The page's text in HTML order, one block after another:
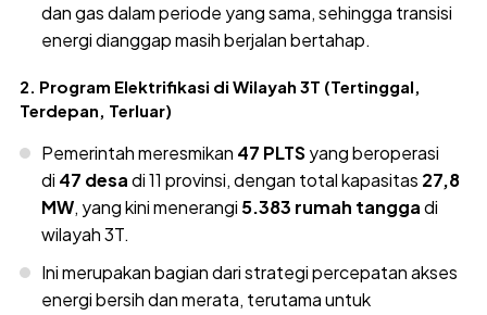
dan gas dalam periode yang sama, sehingga transisi
energi dianggap masih berjalan bertahap.
2. Program Elektrifikasi di Wilayah 3T (Tertinggal,
Terdepan, Terluar)
Pemerintah meresmikan 47 PLTSyang beroperasi
di 47 desadi 11 provinsi, dengan total kapasitas 27,8
MW, yang kini menerangi 5.383 rumah tanggadi
wilayah 3T.
Ini merupakan bagian dari strategi percepatan akses
energi bersih dan merata, terutama untuk